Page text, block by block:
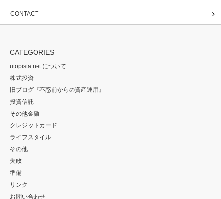
CONTACT
CATEGORIES
utopista.net について
株式投資
旧ブログ『不惑前からの資産運用』
投資信託
その他金融
クレジットカード
ライフスタイル
その他
失敗
準備
リンク
お問い合わせ